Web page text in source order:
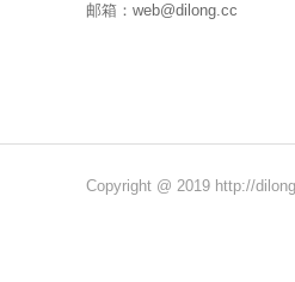
邮箱：web@dilong.cc
Copyright @ 2019 http://